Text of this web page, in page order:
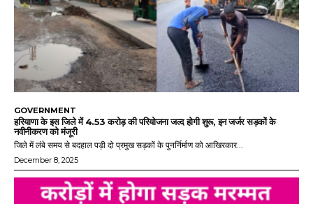
GOVERNMENT
हरियाणा के इस जिले में 4.53 करोड़ की परियोजना जल्द होगी शुरू, इन जर्जर सड़कों के
नवीनीकरण को मंजूरी
जिले में लंबे समय से बदहाल पड़ी दो प्रमुख सड़कों के पुनर्निर्माण को आखिरकार...
December 8, 2025